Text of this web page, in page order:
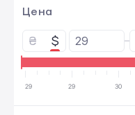
Цена
₴ $
29 29 30